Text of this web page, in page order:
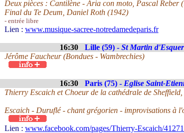
Deux pièces : Cantilène - Aria con moto, Pascal Reber
Final du Te Deum, Daniel Roth (1942)
- entrée libre
Lien : www.musique-sacree-notredamedeparis.fr
16:30 Lille (59) - St Martin
Jérôme Faucheur (Bondues - Wambrechies)
16:30 Paris (75) - Eglise Saint-
Thierry Escaich et Choeur de la cathédrale de
Escaich - Duruflé - chant grégorien - improvisations à
Lien : www.facebook.com/pages/Thierry-Escaich/